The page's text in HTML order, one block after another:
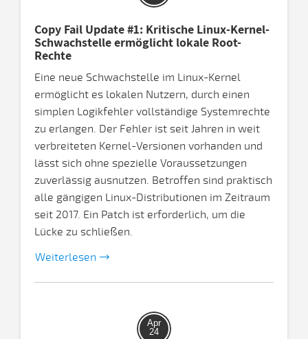
Copy Fail Update #1: Kritische Linux-Kernel-
Schwachstelle ermöglicht lokale Root-
Rechte
Eine neue Schwachstelle im Linux-Kernel
ermöglicht es lokalen Nutzern, durch einen
simplen Logikfehler vollständige Systemrechte
zu erlangen. Der Fehler ist seit Jahren in weit
verbreiteten Kernel-Versionen vorhanden und
lässt sich ohne spezielle Voraussetzungen
zuverlässig ausnutzen. Betroffen sind praktisch
alle gängigen Linux-Distributionen im Zeitraum
seit 2017. Ein Patch ist erforderlich, um die
Lücke zu schließen.
Weiterlesen
Apr
24